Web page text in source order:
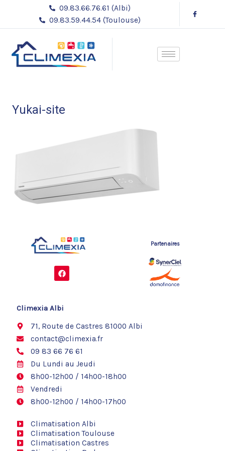
contenu
09.83.66.76.61 (Albi)
09.83.59.44.54 (Toulouse)
Yukai-site
F
a
c
o
Partenaires
Climexia Albi
71, Route de Castres 81000 Albi
contact@climexia.fr
09 83 66 76 61
Du Lundi au Jeudi
8h00-12h00 / 14h00-18h00
Vendredi
8h00-12h00 / 14h00-17h00
Climatisation Albi
Climatisation Toulouse
Climatisation Castres